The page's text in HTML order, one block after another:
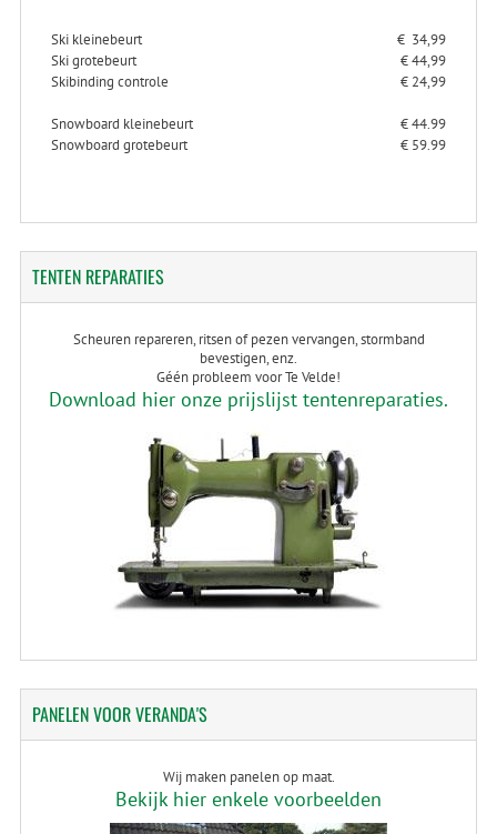
Ski kleinebeurt
€ 34,99
Ski grotebeurt
€ 44,99
Skibinding controle
€ 24,99
Snowboard kleinebeurt
€ 44.99
Snowboard grotebeurt
€ 59.99
TENTENREPARATIES
Scheuren repareren, ritsen of pezen vervangen, stormband
bevestigen, enz.
Géén probleem voor Te Velde!
Download hier onze prijslijst tentenreparaties.
PANELENVOOR VERANDA'S
Wij maken panelen op maat.
Bekijk hier enkele voorbeelden